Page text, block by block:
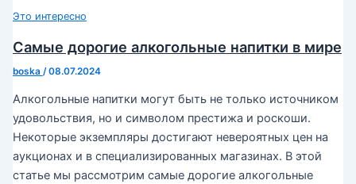
Это интересно
Самые дорогие алкогольные напитки в мире
boska /08.07.2024
Алкогольные напитки могут быть не только источником
удовольствия, но и символом престижа и роскоши.
Некоторые экземпляры достигают невероятных цен на
аукционах и в специализированных магазинах. В этой
статье мы рассмотрим самые дорогие алкогольные